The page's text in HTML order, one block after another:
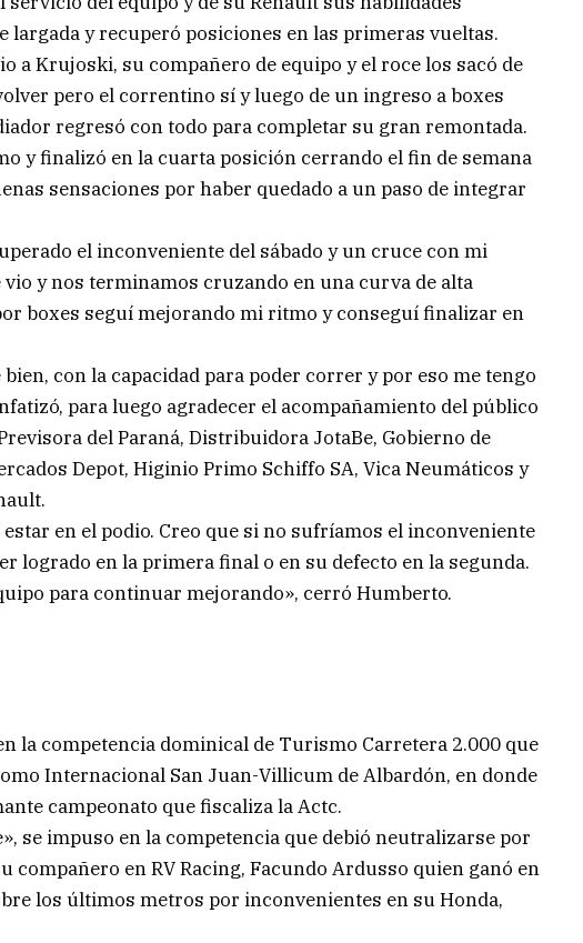
largada y recuperó posiciones en las primeras vueltas.
a Krujoski, su compañero de equipo y el roce los sacó de
pero el correntino sí y luego de un ingreso a boxes
regresó con todo para completar su gran remontada.
y finalizó en la cuarta posición cerrando el fin de semana
sensaciones por haber quedado a un paso de integrar
el inconveniente del sábado y un cruce con mi
vio y nos terminamos cruzando en una curva de alta
boxes seguí mejorando mi ritmo y conseguí finalizar en
con la capacidad para poder correr y por eso me tengo
para luego agradecer el acompañamiento del público
del Paraná, Distribuidora JotaBe, Gobierno de
Depot, Higinio Primo Schiffo SA, Vica Neumáticos y
en el podio. Creo que si no sufríamos el inconveniente
logrado en la primera final o en su defecto en la segunda.
para continuar mejorando», cerró Humberto.
la competencia dominical de Turismo Carretera 2.000 que
Internacional San Juan-Villicum de Albardón, en donde
campeonato que fiscaliza la Actc.
se impuso en la competencia que debió neutralizarse por
compañero en RV Racing, Facundo Ardusso quien ganó en
los últimos metros por inconvenientes en su Honda,